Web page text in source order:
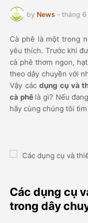
by News - tháng 6
Cà phê là một trong
yêu thích. Trước khi
cà phê thơm ngon,
theo dây chuyền với
Vậy cácdụng cụ và
cà phê là gì? Nếu
hãy cùng chúng tôi
Các dụng cụ
trong dây